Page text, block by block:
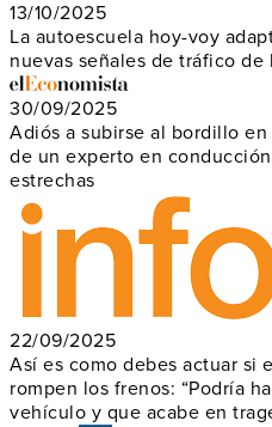
13/10/2025
La autoescuela hoy-voy
nuevas señales de tráfico de
30/09/2025
Adiós a subirse al bordillo
de un experto en
estrechas
22/09/2025
Así es como debes actuar si
rompen los frenos: “Podría
vehículo y que acabe en